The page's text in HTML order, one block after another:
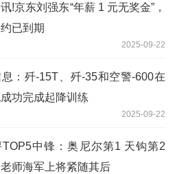
!京东刘强东“年薪 1 元无奖金”，
已到期
2025-09-22
：歼-15T、歼-35和空警-600在
功完成起降训练
2025-09-22
中锋：奥尼尔第1 天钩第2
师海军上将紧随其后